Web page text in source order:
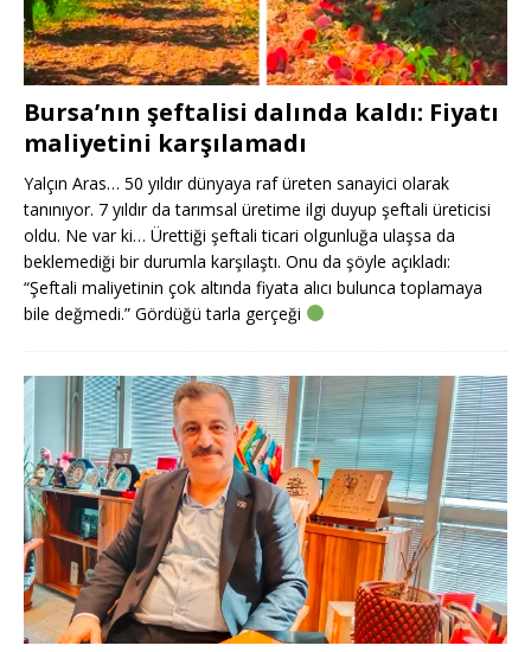
Bursa’nın şeftalisi dalında kaldı: Fiyatı
maliyetini karşılamadı
Yalçın Aras… 50 yıldır dünyaya raf üreten sanayici olarak
tanınıyor. 7 yıldır da tarımsal üretime ilgi duyup şeftali üreticisi
oldu. Ne var ki… Ürettiği şeftali ticari olgunluğa ulaşsa da
beklemediği bir durumla karşılaştı. Onu da şöyle açıkladı:
“Şeftali maliyetinin çok altında fiyata alıcı bulunca toplamaya
bile değmedi.” Gördüğü tarla gerçeği